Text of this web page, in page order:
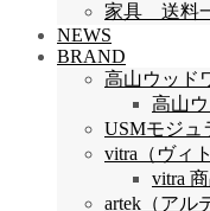
家具 送料
NEWS
BRAND
高山ウッド
高山
USMモジュ
vitra（ヴィ
vitra
artek（アル